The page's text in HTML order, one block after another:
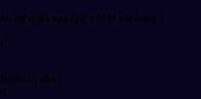
để quét mã QR eSIM rồi bấm ”
bị sẵn